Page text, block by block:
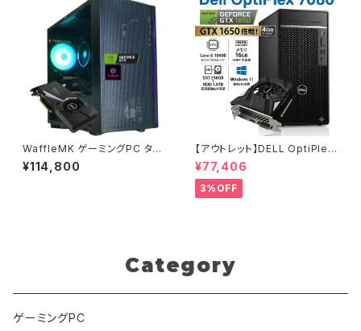
WaffleMK ゲーミングPC タワ
ー型 G-Stormシリーズ AMD
GeForce 16GBメモリ Windo
¥114,800
【アウトレット】DELL OptiPlex
7080 GTX 1650 Core i5-10
400 メモリ16GB SSD256GB
+HDD1TB ゲーミングPC 90
日保証
¥77,406
3%OFF
Category
ゲーミングPC